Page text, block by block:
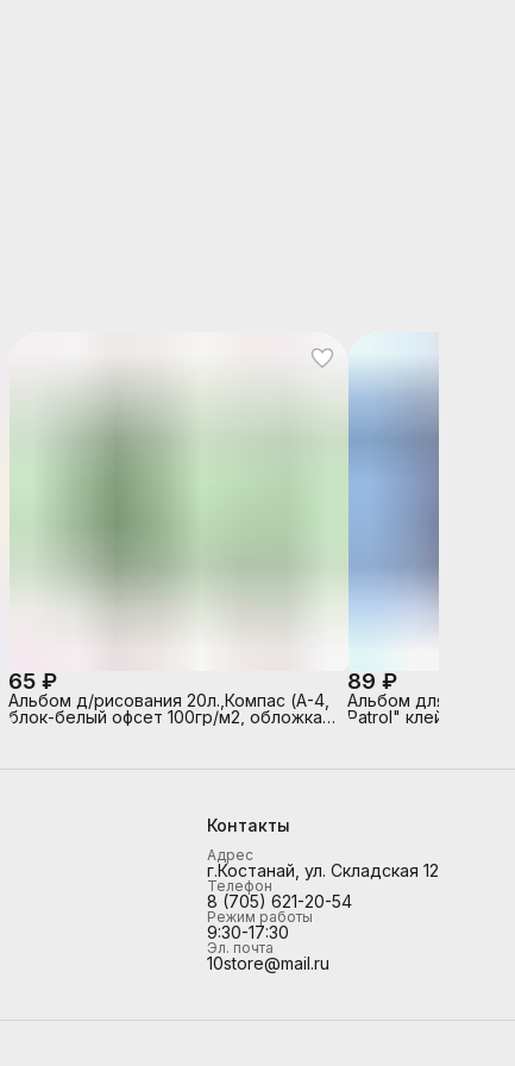
65 ₽
Альбом д/рисования 20л.,Компас (А-4,
блок-белый офсет 100гр/м2, обложка -
89 ₽
Альбом для
Patrol" клей А4
Контакты
Адрес
г.Костанай, ул. Складская 12
Телефон
8 (705) 621-20-54
Режим работы
9:30-17:30
Эл. почта
10store@mail.ru